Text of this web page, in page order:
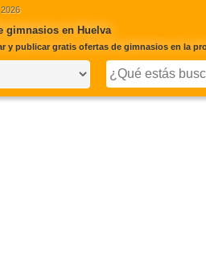
gimnasios en Huelva
y publicar gratis ofertas de gimnasios en la